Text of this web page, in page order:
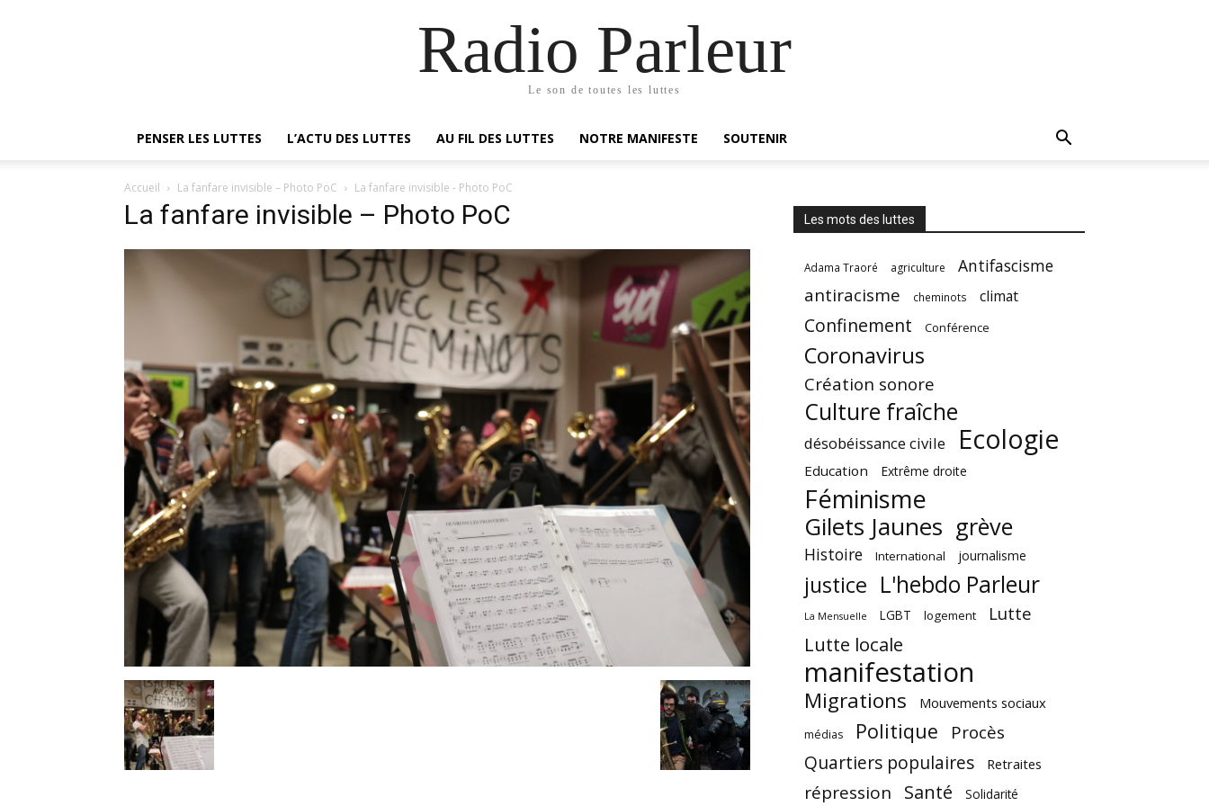
Radio Parleur
Le son de toutes les luttes
PENSER LES LUTTES L’ACTU DES LUTTES AU FIL DES LUTTES NOTRE MANIFESTE SOUTENIR
Accueil La fanfare invisible – Photo PoC La fanfare invisible - Photo PoC
La fanfare invisible – Photo PoC Les mots des luttes
Adama Traoré agriculture Antifascisme
antiracisme cheminots climat
Confinement Conférence
Coronavirus
Création sonore
Culture fraîche
désobéissance civile Ecologie
Education Extrême droite
Féminisme
Gilets Jaunes grève
Histoire International journalisme
justice L'hebdo Parleur
La Mensuelle LGBT logement Lutte
Lutte locale
manifestation
Migrations Mouvements sociaux
médias Politique Procès
Quartiers populaires Retraites
répression Santé Solidarité